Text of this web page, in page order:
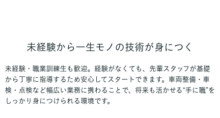
未経験から一生モノの技術が身につく
未経験・職業訓練生も歓迎。経験がなくても、先輩スタッフが基礎
から丁寧に指導するため安心してスタートできます。車両整備・車
検・点検など幅広い業務に携わることで、将来も活かせる“手に職”を
しっかり身につけられる環境です。